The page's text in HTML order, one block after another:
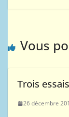
Vous
Trois
26 décembre